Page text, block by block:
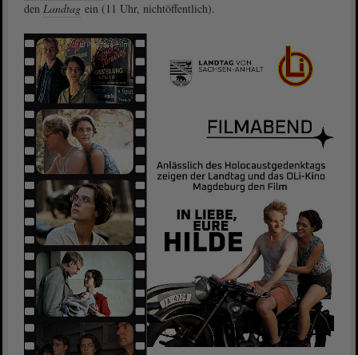
den Landtag ein (11 Uhr, nichtöffentlich).